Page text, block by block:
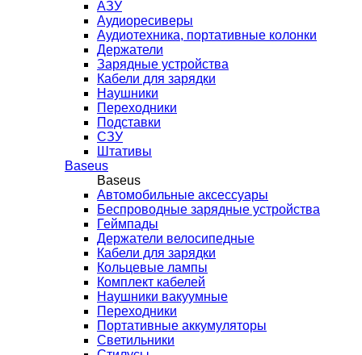
АЗУ
Аудиоресиверы
Аудиотехника, портативные колонки
Держатели
Зарядные устройства
Кабели для зарядки
Наушники
Переходники
Подставки
СЗУ
Штативы
Baseus
Baseus
Автомобильные аксессуары
Беспроводные зарядные устройства
Геймпады
Держатели велосипедные
Кабели для зарядки
Кольцевые лампы
Комплект кабелей
Наушники вакуумные
Переходники
Портативные аккумуляторы
Светильники